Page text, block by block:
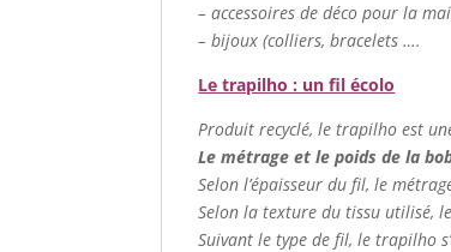
– accessoires de déco pour la
– bijoux (colliers, bracelets ….
Le trapilho : un fil écolo
Produit recyclé, le trapilho est
Le métrage et le poids de la
Selon l’épaisseur du fil, le
Selon la texture du tissu utilisé,
Suivant le type de fil, le trapilho